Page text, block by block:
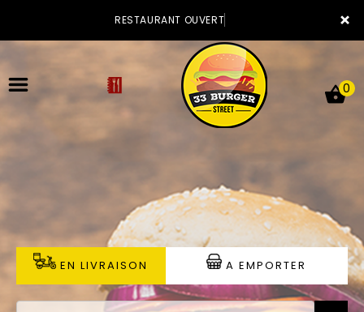
×
RESTAURANT OUVERT
LA CARTE
VOTRE COMPTE
NOTRE RESTAURANT
0
EN LIVRAISON A EMPORTER